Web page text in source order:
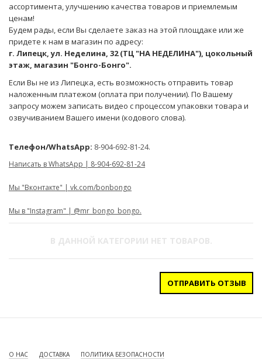
ассортимента, улучшению качества товаров и приемлемым
ценам!
Будем рады, если Вы сделаете заказ на этой площдаке или же
придете к нам в магазин по адресу:
г. Липецк, ул. Неделина, 32 (ТЦ "НА НЕДЕЛИНА"), цокольный
этаж, магазин "Бонго-Бонго".
Если Вы не из Липецка, есть возможность отправить товар
наложенным платежом (оплата при получении). По Вашему
запросу можем записать видео с процессом упаковки товара и
озвучиванием Вашего имени (кодового слова).
Телефон/WhatsApp: 8-904-692-81-24.
Написать в WhatsApp | 8-904-692-81-24
Мы "Вконтакте" | vk.com/bonbongo
Мы в "Instagram" | @mr_bongo_bongo.
В ДАННОЙ КАТЕГОРИИ НЕТ ТОВАРОВ.
ОТПРАВИТЬ ОТЗЫВ
О НАС ДОСТАВКА ПОЛИТИКА БЕЗОПАСНОСТИ